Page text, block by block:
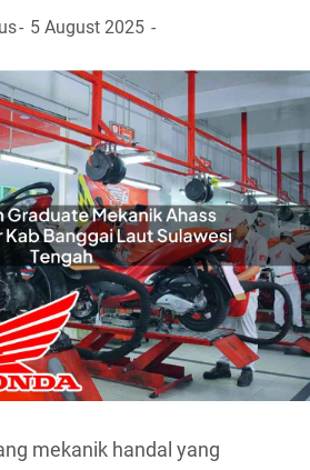
5 August 2025
mekanik handal yang